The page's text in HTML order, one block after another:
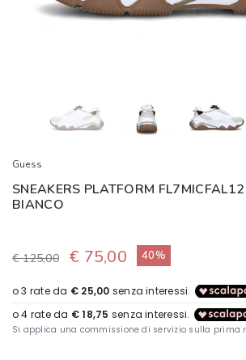
Guess
SNEAKERS PLATFORM
BIANCO
€ 125,00 € 75,00 40%